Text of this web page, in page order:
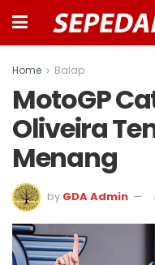
Home Balap
MotoGP
Oliveira
Menang
by GDA Admin